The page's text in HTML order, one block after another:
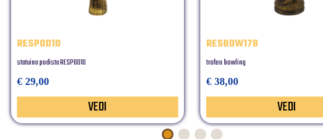
RESPOD10
statuina podista RESPOD10
€ 29,00
VEDI
RESBOW178
trofeo bowling
€ 38,00
VEDI